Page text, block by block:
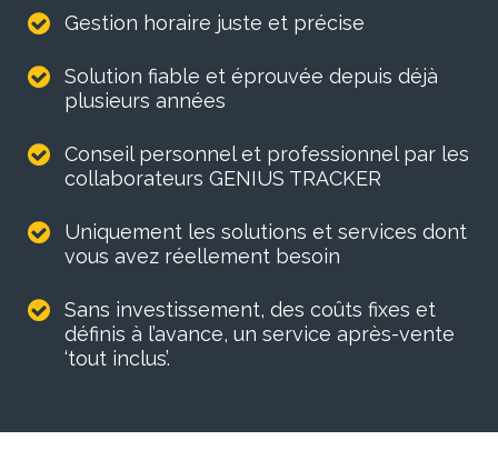
Gestion horaire juste et précise
Solution fiable et éprouvée depuis déjà
plusieurs années
Conseil personnel et professionnel par les
collaborateurs GENIUS TRACKER
Uniquement les solutions et services dont
vous avez réellement besoin
Sans investissement, des coûts fixes et
définis à l’avance, un service après-vente
‘tout inclus’.